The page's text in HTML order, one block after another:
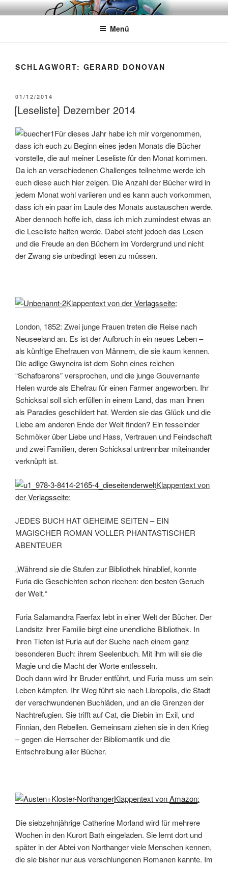
Zum
InhaltWÖRTERKATZE
Von Büchern erzählen
Menü
SCHLAGWORT: GERARD DONOVAN
VERÖFFENTLICHT
AM
01/12/2014
[Leseliste] Dezember 2014
Für dieses Jahr habe ich mir vorgenommen,
dass ich euch zu Beginn eines jeden Monats die Bücher
vorstelle, die auf meiner Leseliste für den Monat kommen.
Da ich an verschiedenen Challenges teilnehme werde ich
euch diese auch hier zeigen. Die Anzahl der Bücher wird in
jedem Monat wohl variieren und es kann auch vorkommen,
dass ich ein paar im Laufe des Monats austauschen werde.
Aber dennoch hoffe ich, dass ich mich zumindest etwas an
die Leseliste halten werde. Dabei steht jedoch das Lesen
und die Freude an den Büchern im Vordergrund und nicht
der Zwang sie unbedingt lesen zu müssen.
Klappentext von derVerlagsseite:
London, 1852: Zwei junge Frauen treten die Reise nach
Neuseeland an. Es ist der Aufbruch in ein neues Leben –
als künftige Ehefrauen von Männern, die sie kaum kennen.
Die adlige Gwyneira ist dem Sohn eines reichen
“Schafbarons” versprochen, und die junge Gouvernante
Helen wurde als Ehefrau für einen Farmer angeworben. Ihr
Schicksal soll sich erfüllen in einem Land, das man ihnen
als Paradies geschildert hat. Werden sie das Glück und die
Liebe am anderen Ende der Welt finden? Ein fesselnder
Schmöker über Liebe und Hass, Vertrauen und Feindschaft
und zwei Familien, deren Schicksal untrennbar miteinander
verknüpft ist.
Klappentext von
derVerlagsseite:
JEDES BUCH HAT GEHEIME SEITEN – EIN
MAGISCHER ROMAN VOLLER PHANTASTISCHER
ABENTEUER
„Während sie die Stufen zur Bibliothek hinablief, konnte
Furia die Geschichten schon riechen: den besten Geruch
der Welt.“
Furia Salamandra Faerfax lebt in einer Welt der Bücher. Der
Landsitz ihrer Familie birgt eine unendliche Bibliothek. In
ihren Tiefen ist Furia auf der Suche nach einem ganz
besonderen Buch: ihrem Seelenbuch. Mit ihm will sie die
Magie und die Macht der Worte entfesseln.
Doch dann wird ihr Bruder entführt, und Furia muss um sein
Leben kämpfen. Ihr Weg führt sie nach Libropolis, die Stadt
der verschwundenen Buchläden, und an die Grenzen der
Nachtrefugien. Sie trifft auf Cat, die Diebin im Exil, und
Finnian, den Rebellen. Gemeinsam ziehen sie in den Krieg
– gegen die Herrscher der Bibliomantik und die
Entschreibung aller Bücher.
Klappentext vonAmazon:
Die siebzehnjährige Catherine Morland wird für mehrere
Wochen in den Kurort Bath eingeladen. Sie lernt dort und
später in der Abtei von Northanger viele Menschen kennen,
die sie bisher nur aus verschlungenen Romanen kannte. Im